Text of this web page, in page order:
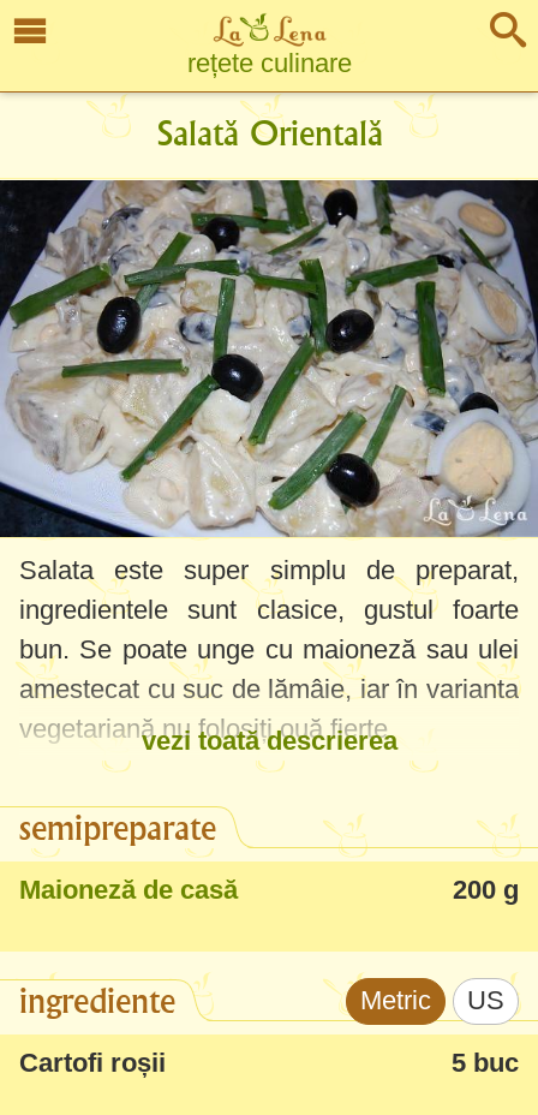
rețete culinare
Salată Orientală
Salata este super simplu de preparat,
ingredientele sunt clasice, gustul foarte
bun. Se poate unge cu maioneză sau ulei
amestecat cu suc de lămâie, iar în varianta
vegetariană nu folosiți ouă fierte.
vezi toată descrierea
semipreparate
Maioneză de casă 200 g
ingrediente Metric US
Cartofi roșii 5 buc